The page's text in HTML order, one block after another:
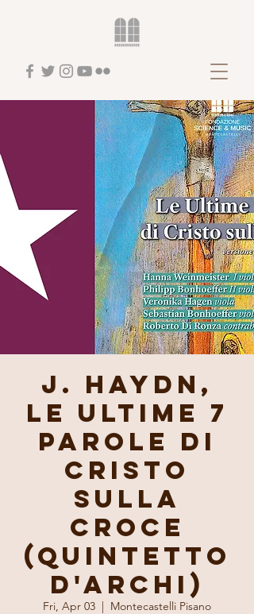
J. Haydn,
Le Ultime 7
Parole di
Cristo
sulla
Croce
(Quintetto
d'archi)
Fri, Apr 03
  |
Montecastelli Pisano